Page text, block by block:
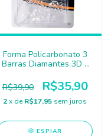
Forma Policarbonato 3
Barras Diamantes 3D -
R$39,90
R$35,90
2x deR$17,95 sem juros
ESPIAR